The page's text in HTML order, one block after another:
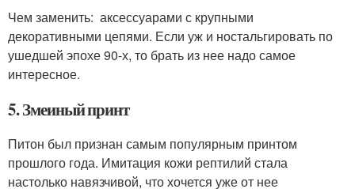
Чем заменить: аксессуарами с крупными
декоративными цепями. Если уж и ностальгировать по
ушедшей эпохе 90-х, то брать из нее надо самое
интересное.
5. Змеиный принт
Питон был признан самым популярным принтом
прошлого года. Имитация кожи рептилий стала
настолько навязчивой, что хочется уже от нее